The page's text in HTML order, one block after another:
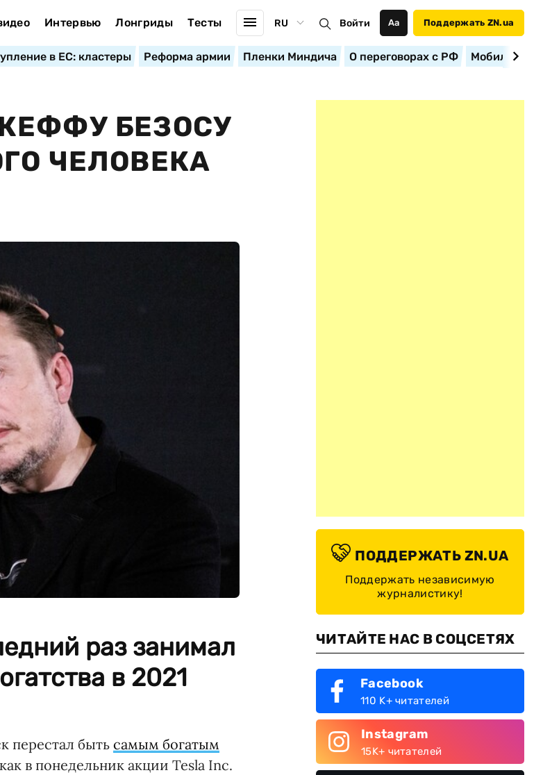
Интервью Лонгриды Тесты RU Войти Аа Поддержать ZN.ua
в ЕС: кластеры Реформа армии Пленки Миндича О переговорах с РФ
БЕЗОСУ
ЧЕЛОВЕКА
раз занимал
в 2021
перестал быть самым богатым
в понедельник акции Tesla Inc.
ПОДДЕРЖАТЬ ZN.UA
Поддержать независимую
журналистику!
ЧИТАЙТЕ НАС В СОЦСЕТЯХ
Facebook
110 K+ читателей
Instagram
15K+ читателей